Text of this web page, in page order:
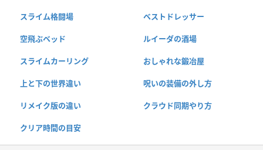
スライム格闘場 ベストドレッサー
空飛ぶベッド ルイーダの酒場
スライムカーリング おしゃれな鍛冶屋
上と下の世界違い 呪いの装備の外し方
リメイク版の違い クラウド同期やり方
クリア時間の目安